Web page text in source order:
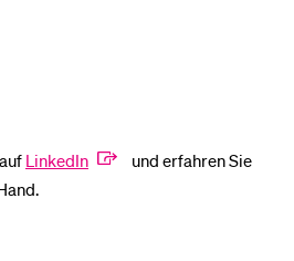
LinkedIn
und erfahren Sie